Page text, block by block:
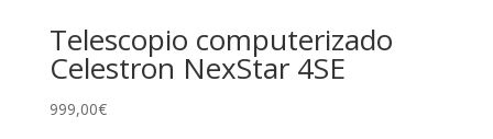
Telescopio computerizado
Celestron NexStar 4SE
999,00€